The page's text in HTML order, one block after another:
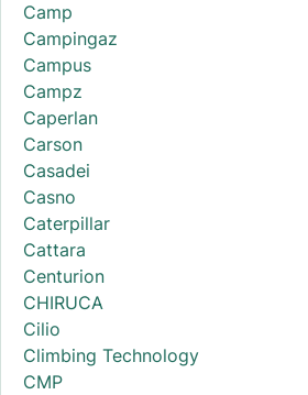
Camp
Campingaz
Campus
Campz
Caperlan
Carson
Casadei
Casno
Caterpillar
Cattara
Centurion
CHIRUCA
Cilio
Climbing Technology
CMP